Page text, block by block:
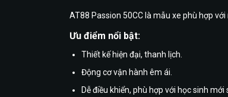
AT88 Passion 50CC là mẫu xe phù hợp
Ưu điểm nổi bật:
Thiết kế hiện đại, thanh lịch.
Động cơ vận hành êm ái.
Dễ điều khiển, phù hợp với học sinh mới